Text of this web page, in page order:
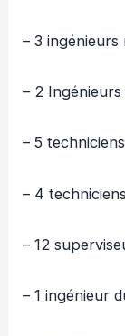
– 3 ingénieurs
– 2
– 5
– 4
– 12
– 1 ingénieur